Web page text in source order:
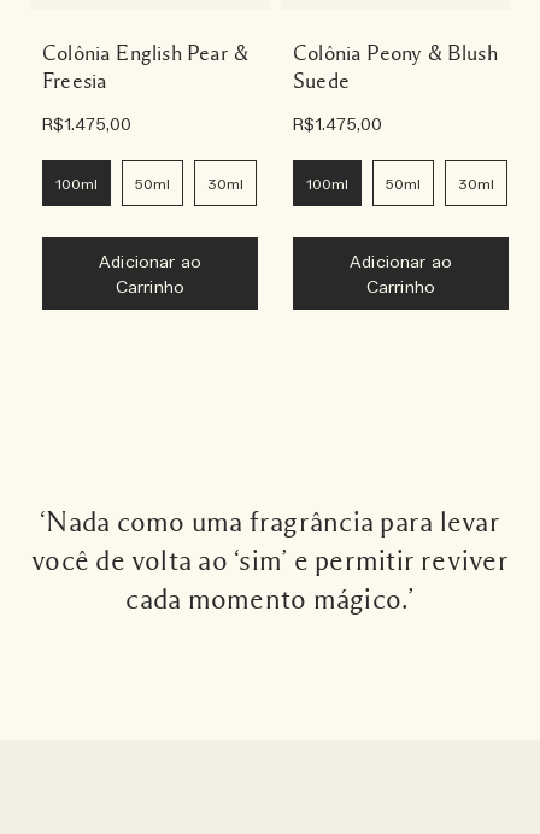
Colônia English Pear &
Freesia
R$1.475,00
100ml 50ml 30ml 9ml
Adicionar ao
Carrinho
Colônia Peony & Blush
Suede
R$1.475,00
100ml 50ml 30ml
Adicionar ao
Carrinho
‘Nada como uma fragrância para levar
você de volta ao ‘sim’ e permitir reviver
cada momento mágico.’